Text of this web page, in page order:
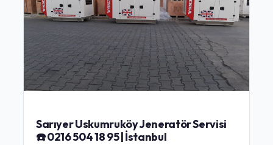
Sarıyer Uskumruköy Jeneratör Servisi
☎️ 0216 504 18 95 | İstanbul